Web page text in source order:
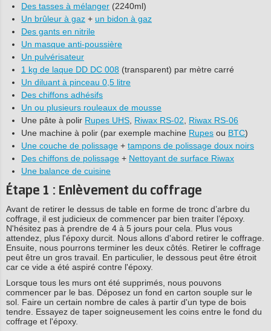
Des tasses à mélanger (2240ml)
Un brûleur à gaz + un bidon à gaz
Des gants en nitrile
Un masque anti-poussière
Un pulvérisateur
1 kg de laque DD DC 008 (transparent) par mètre carré
Un diluant à pinceau 0,5 litre
Des chiffons adhésifs
Un ou plusieurs rouleaux de mousse
Une pâte à polir Rupes UHS Riwax RS-02
Riwax RS-06
Une machine à polir (par exemple machine Rupes ou BTC)
Une couche de polissage + tampons de polissage doux noirs
Des chiffons de polissage + Nettoyant de surface Riwax
Une balance de cuisine
Étape 1 : Enlèvement du coffrage
Avant de retirer le dessus de table en forme de tronc d’arbre du
coffrage, il est judicieux de commencer par bien traiter l’époxy.
N'hésitez pas à prendre de 4 à 5 jours pour cela. Plus vous
attendez, plus l'époxy durcit. Nous allons d'abord retirer le coffrage.
Ensuite, nous pourrons terminer les deux côtés. Retirer le coffrage
peut être un gros travail. En particulier, le dessous peut être étroit
car ce vide a été aspiré contre l'époxy.
Lorsque tous les murs ont été supprimés, nous pouvons
commencer par le bas. Déposez un fond en carton souple sur le
sol. Faire un certain nombre de cales à partir d'un type de bois
tendre. Essayez de taper soigneusement les coins entre le fond du
coffrage et l'époxy.